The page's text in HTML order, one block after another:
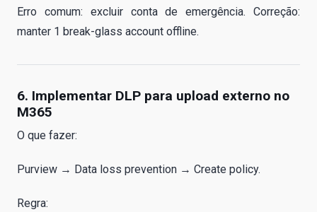
Erro comum: excluir conta de emergência. Correção:
manter 1 break-glass account offline.
6. Implementar DLP para upload externo no
M365
O que fazer:
Purview → Data loss prevention → Create policy.
Regra: